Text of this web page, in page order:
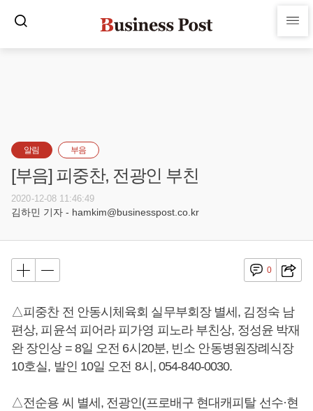
알림 부음
[부음] 피중찬, 전광인 부친
2020-12-08 11:46:49
김하민 기자 - hamkim@businesspost.co.kr
0
△피중찬 전 안동시체육회 실무부회장 별세, 김정숙 남
편상, 피윤석 피어라 피가영 피노라 부친상, 정성윤 박재
완 장인상 = 8일 오전 6시20분, 빈소 안동병원장례식장
10호실, 발인 10일 오전 8시, 054-840-0030.
△전순용 씨 별세, 전광인(프로배구 현대캐피탈 선수·현